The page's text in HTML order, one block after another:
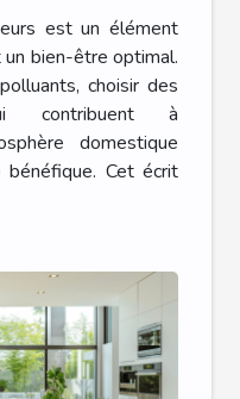
est un élément
bien-être optimal.
choisir des
contribuent à
domestique
Cet écrit